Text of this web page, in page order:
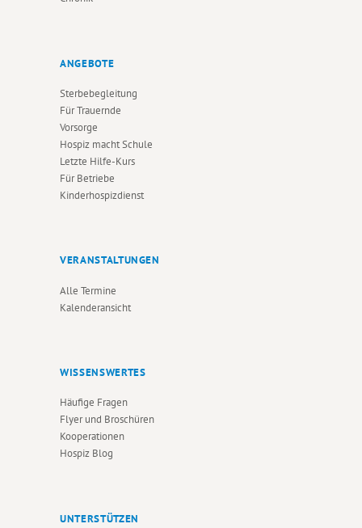
ANGEBOTE
Sterbebegleitung
Für Trauernde
Vorsorge
Hospiz macht Schule
Letzte Hilfe-Kurs
Für Betriebe
Kinderhospizdienst
VERANSTALTUNGEN
Alle Termine
Kalenderansicht
WISSENSWERTES
Häufige Fragen
Flyer und Broschüren
Kooperationen
Hospiz Blog
UNTERSTÜTZEN